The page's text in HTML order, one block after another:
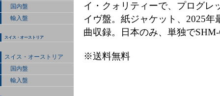
国内盤
輸入盤
スイス・オーストリア
スイス・オーストリア
国内盤
輸入盤
イ・クォリティーで、プログレ
イヴ盤。紙ジャケット、2025
曲収録。日本のみ、単独で
※送料無料